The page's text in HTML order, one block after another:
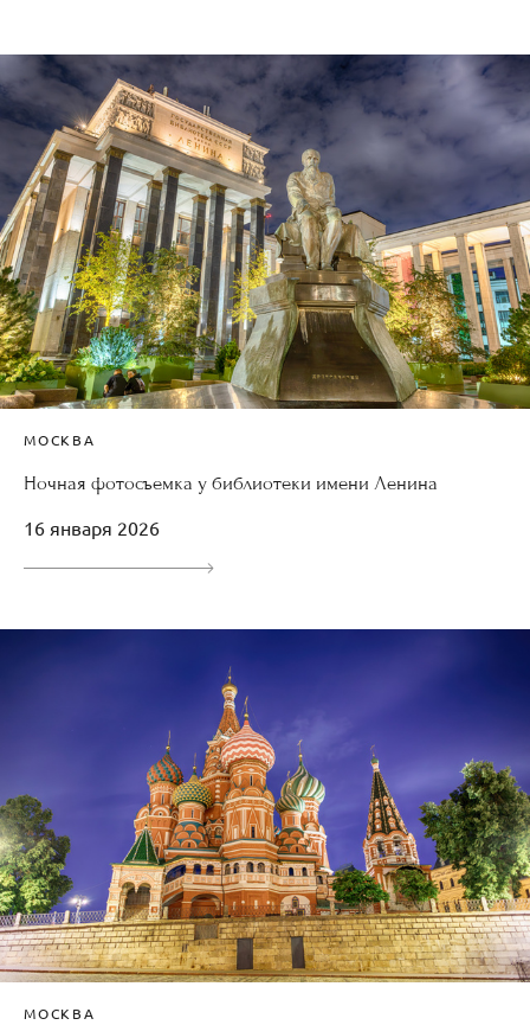
МОСКВА
Ночная фотосъемка у библиотеки имени Ленина
16 января 2026
МОСКВА